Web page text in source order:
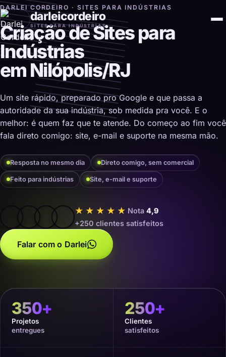
darleicordeiro
SITES PARA INDÚSTRIAS
DARLEI CORDEIRO · SITES PARA INDÚSTRIAS
Criação de Sites para
Indústrias
em Nilópolis/RJ
Um site rápido, preparado pro Google e que passa a
autoridade da sua indústria, sob medida pra você. E o
melhor: é quem faz que te atende. Do começo ao fim você
fala direto comigo: site, e-mail e suporte na mesma mão.
Resposta no mesmo dia Direto comigo, sem comercial
Feito para indústrias Site, e-mail e suporte
★★★★★ Nota 4,9
+250 clientes satisfeitos
Falar com o Darlei
350+
Projetos
entregues
250+
Clientes
satisfeitos